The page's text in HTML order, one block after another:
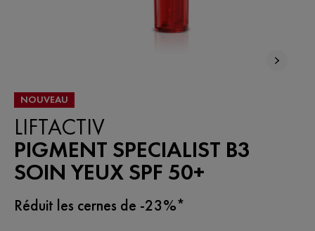
NOUVEAU
LIFTACTIV
PIGMENT SPECIALIST B3
SOIN YEUX SPF 50+
Réduit les cernes de -23%*​